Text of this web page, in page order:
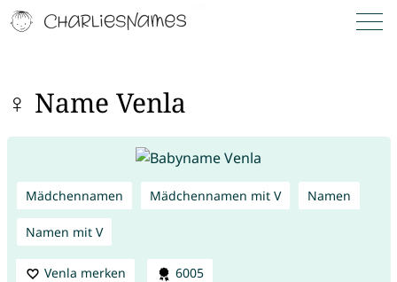
♀ Name Venla
Mädchennamen Mädchennamen mit V Namen
Namen mit V
Venla merken 6005